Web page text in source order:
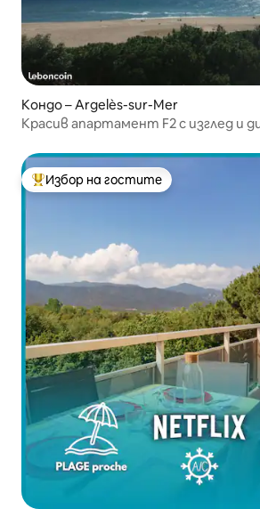
Кондо – Argelès-sur-Mer
Красив апартамент F2 с изглед и
Най-популярен избор на гостите
Избор на гостите